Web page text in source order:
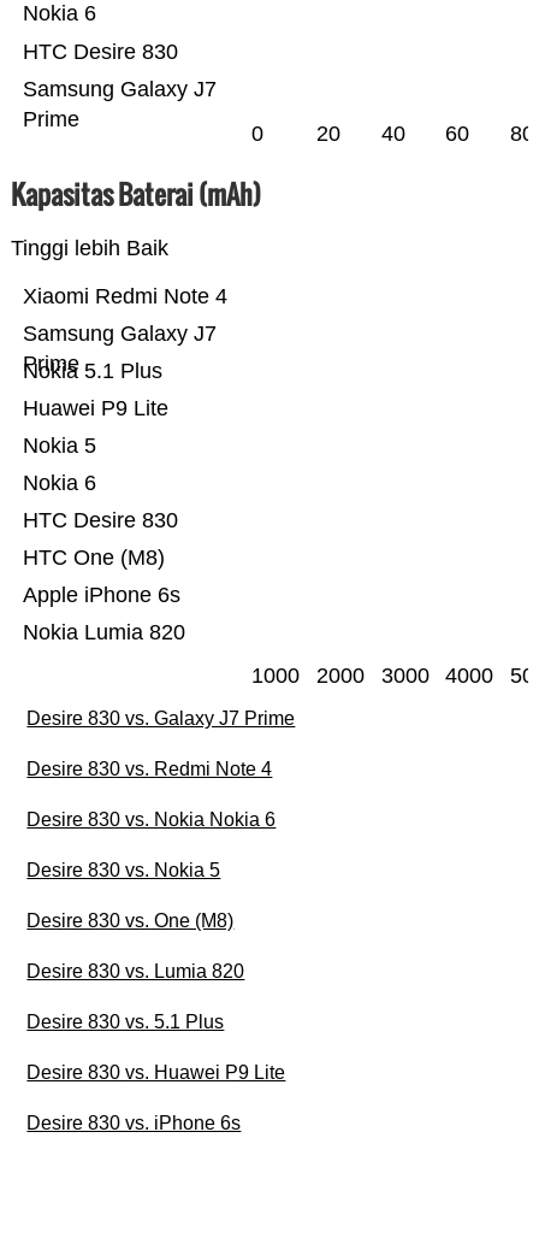
Samsung Galaxy J7
Prime
HTC Desire 830
Nokia 6
0 20 40 60 80
Kapasitas Baterai (mAh)
Tinggi lebih Baik
Nokia Lumia 820
Apple iPhone 6s
HTC One (M8)
HTC Desire 830
Nokia 6
Nokia 5
Huawei P9 Lite
Nokia 5.1 Plus
Samsung Galaxy J7
Prime
Xiaomi Redmi Note 4
1000 2000 3000 4000
Desire 830 vs. Galaxy J7 Prime
Desire 830 vs. Redmi Note 4
Desire 830 vs. Nokia Nokia 6
Desire 830 vs. Nokia 5
Desire 830 vs. One (M8)
Desire 830 vs. Lumia 820
Desire 830 vs. 5.1 Plus
Desire 830 vs. Huawei P9 Lite
Desire 830 vs. iPhone 6s